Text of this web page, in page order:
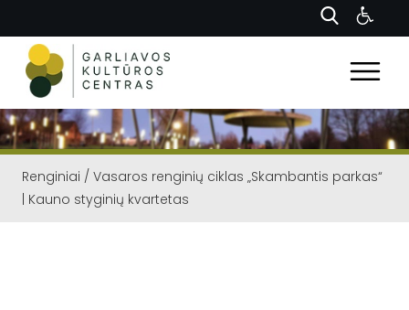
Renginiai / Vasaros renginių ciklas „Skambantis parkas“
| Kauno styginių kvartetas